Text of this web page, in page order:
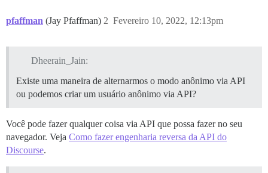
pfaffman (Jay Pfaffman) Fevereiro 10, 2022, 12:13pm
2
Dheerain_Jain:
Existe uma maneira de alternarmos o modo anônimo via API
ou podemos criar um usuário anônimo via API?
Você pode fazer qualquer coisa via API que possa fazer no seu
navegador. Veja Como fazer engenharia reversa da API do
Discourse.